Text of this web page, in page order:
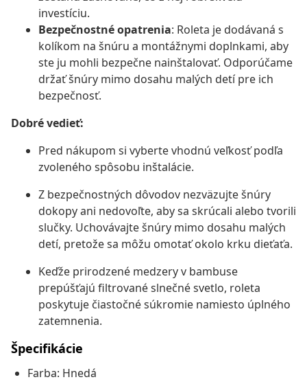
investíciu.
Bezpečnostné opatrenia: Roleta je dodávaná s
kolíkom na šnúru a montážnymi doplnkami, aby
ste ju mohli bezpečne nainštalovať. Odporúčame
držať šnúry mimo dosahu malých detí pre ich
bezpečnosť.
Dobré vedieť:
Pred nákupom si vyberte vhodnú veľkosť podľa
zvoleného spôsobu inštalácie.
Z bezpečnostných dôvodov nezväzujte šnúry
dokopy ani nedovoľte, aby sa skrúcali alebo tvorili
slučky. Uchovávajte šnúry mimo dosahu malých
detí, pretože sa môžu omotať okolo krku dieťaťa.
Keďže prirodzené medzery v bambuse
prepúšťajú filtrované slnečné svetlo, roleta
poskytuje čiastočné súkromie namiesto úplného
zatemnenia.
Špecifikácie
Farba: Hnedá